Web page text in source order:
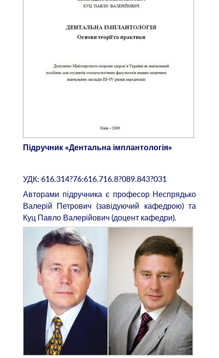
Підручник «Дентальна імплантологія»
УДК: 616.314?76:616.716.8?089.843?031
Авторами підручника є професор Неспрядько
Валерій Петрович (завідуючий кафедрою) та
Куц Павло Валерійович (доцент кафедри).